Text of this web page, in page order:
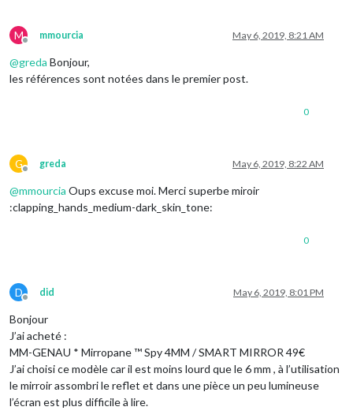
M
Offline
mmourcia May 6, 2019, 8:21 AM
@greda Bonjour,
les références sont notées dans le premier post.
0
G
Offline
greda May 6, 2019, 8:22 AM
@mmourcia Oups excuse moi. Merci superbe miroir
:clapping_hands_medium-dark_skin_tone:
0
D
Offline
did May 6, 2019, 8:01 PM
Bonjour
J’ai acheté :
MM-GENAU * Mirropane ™ Spy 4MM / SMART MIRROR 49€
J’ai choisi ce modèle car il est moins lourd que le 6 mm , à l’utilisation
le mirroir assombri le reflet et dans une pièce un peu lumineuse
l’écran est plus difficile à lire.